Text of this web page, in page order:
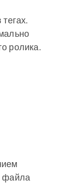
ролика.
файла